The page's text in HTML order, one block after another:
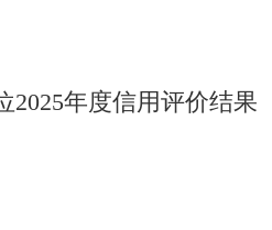
2025年度信用评价结果